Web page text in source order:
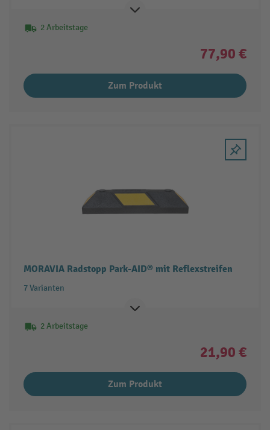
2 Arbeitstage
77,90 €
Zum Produkt
MORAVIA Radstopp Park-AID® mit Reflexstreifen
7 Varianten
2 Arbeitstage
21,90 €
Zum Produkt